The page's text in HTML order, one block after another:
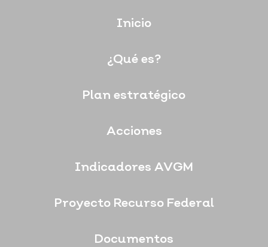
Inicio
¿Qué es?
Plan estratégico
Acciones
Indicadores AVGM
Proyecto Recurso Federal
Documentos